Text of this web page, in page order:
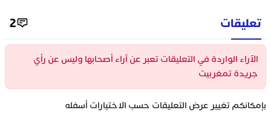
تعليقات 2
الآراء الواردة في التعليقات تعبر عن آراء أصحابها وليس عن رأي
جريدة تمغربيت
بإمكانكم تغيير عرض التعليقات حسب الاختيارات أسفله